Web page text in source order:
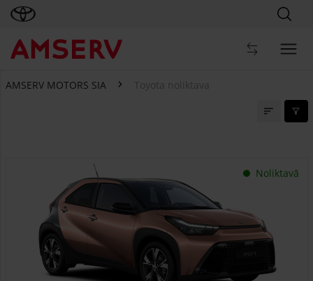
AMSERV MOTORS SIA Toyota noliktava
Noliktavā